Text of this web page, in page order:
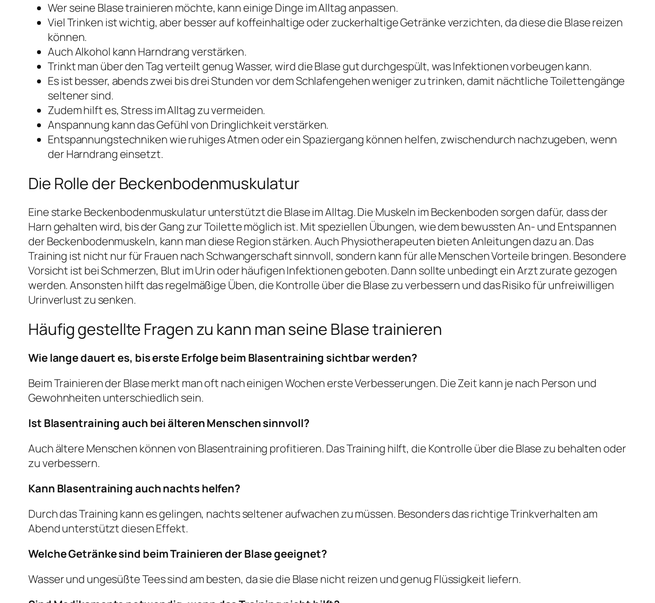
Wer seine Blase trainieren möchte, kann einige Dinge im Alltag anpassen.
Viel Trinken ist wichtig, aber besser auf koffeinhaltige oder zuckerhaltige Getränke verzichten, da diese die Blase reizen
können.
Auch Alkohol kann Harndrang verstärken.
Trinkt man über den Tag verteilt genug Wasser, wird die Blase gut durchgespült, was Infektionen vorbeugen kann.
Es ist besser, abends zwei bis drei Stunden vor dem Schlafengehen weniger zu trinken, damit nächtliche Toilettengänge
seltener sind.
Zudem hilft es, Stress im Alltag zu vermeiden.
Anspannung kann das Gefühl von Dringlichkeit verstärken.
Entspannungstechniken wie ruhiges Atmen oder ein Spaziergang können helfen, zwischendurch nachzugeben, wenn
der Harndrang einsetzt.
Die Rolle der Beckenbodenmuskulatur
Eine starke Beckenbodenmuskulatur unterstützt die Blase im Alltag. Die Muskeln im Beckenboden sorgen dafür, dass der
Harn gehalten wird, bis der Gang zur Toilette möglich ist. Mit speziellen Übungen, wie dem bewussten An- und Entspannen
der Beckenbodenmuskeln, kann man diese Region stärken. Auch Physiotherapeuten bieten Anleitungen dazu an. Das
Training ist nicht nur für Frauen nach Schwangerschaft sinnvoll, sondern kann für alle Menschen Vorteile bringen. Besondere
Vorsicht ist bei Schmerzen, Blut im Urin oder häufigen Infektionen geboten. Dann sollte unbedingt ein Arzt zurate gezogen
werden. Ansonsten hilft das regelmäßige Üben, die Kontrolle über die Blase zu verbessern und das Risiko für unfreiwilligen
Urinverlust zu senken.
Häufig gestellte Fragen zu kann man seine Blase trainieren
Wie lange dauert es, bis erste Erfolge beim Blasentraining sichtbar werden?
Beim Trainieren der Blase merkt man oft nach einigen Wochen erste Verbesserungen. Die Zeit kann je nach Person und
Gewohnheiten unterschiedlich sein.
Ist Blasentraining auch bei älteren Menschen sinnvoll?
Auch ältere Menschen können von Blasentraining profitieren. Das Training hilft, die Kontrolle über die Blase zu behalten oder
zu verbessern.
Kann Blasentraining auch nachts helfen?
Durch das Training kann es gelingen, nachts seltener aufwachen zu müssen. Besonders das richtige Trinkverhalten am
Abend unterstützt diesen Effekt.
Welche Getränke sind beim Trainieren der Blase geeignet?
Wasser und ungesüßte Tees sind am besten, da sie die Blase nicht reizen und genug Flüssigkeit liefern.